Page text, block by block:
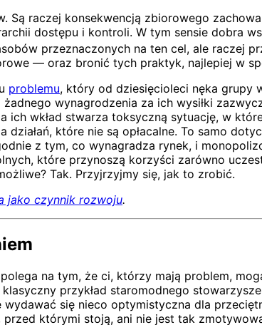
Są raczej konsekwencją zbiorowego
dostępu i kontroli. W tym sensie dobra
przeznaczonych na ten cel, ale raczej
— oraz bronić tych praktyk, najlepiej w
problemu, który od dziesięcioleci nęka grupy
wynagrodzenia za ich wysiłki
ich wkład stwarza toksyczną sytuację, w
które nie są opłacalne. To samo
z tym, co wynagradza rynek, i
które przynoszą korzyści zarówno
Tak. Przyjrzyjmy się, jak to zrobić.
jako czynnik rozwoju.
na tym, że ci, którzy mają problem,
przykład staromodnego
się nieco optymistyczna dla
którymi stoją, ani nie jest tak